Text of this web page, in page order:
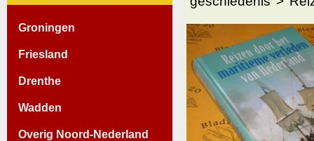
Groningen
Friesland
Drenthe
Wadden
Overig Noord-Nederland